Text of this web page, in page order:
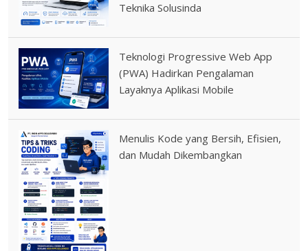
Teknika Solusinda
Teknologi Progressive Web App
(PWA) Hadirkan Pengalaman
Layaknya Aplikasi Mobile
Menulis Kode yang Bersih, Efisien,
dan Mudah Dikembangkan